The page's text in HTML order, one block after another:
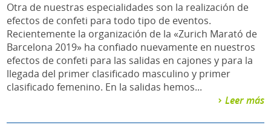
Otra de nuestras especialidades son la realización de
efectos de confeti para todo tipo de eventos.
Recientemente la organización de la «Zurich Marató de
Barcelona 2019» ha confiado nuevamente en nuestros
efectos de confeti para las salidas en cajones y para la
llegada del primer clasificado masculino y primer
clasificado femenino. En la salidas hemos...
Leer más